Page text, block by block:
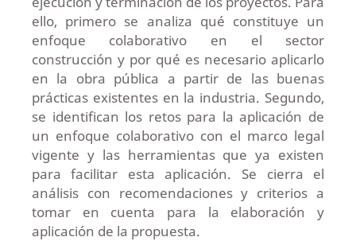
ello, primero se analiza qué constituye un
enfoque colaborativo en el sector
construcción y por qué es necesario aplicarlo
en la obra pública a partir de las buenas
prácticas existentes en la industria. Segundo,
se identifican los retos para la aplicación de
un enfoque colaborativo con el marco legal
vigente y las herramientas que ya existen
para facilitar esta aplicación. Se cierra el
análisis con recomendaciones y criterios a
tomar en cuenta para la elaboración y
aplicación de la propuesta.